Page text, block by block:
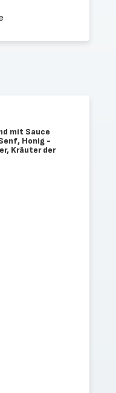
mit Sauce
Honig -
Kräuter der